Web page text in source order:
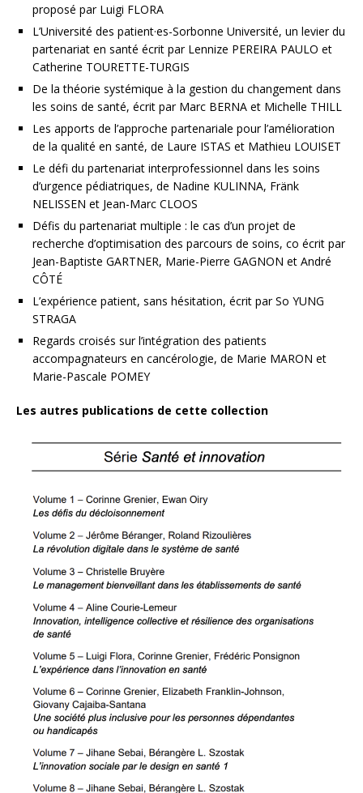
proposé par Luigi FLORA
L’Université des patient·es-Sorbonne Université, un levier du
partenariat en santé écrit par Lennize PEREIRA PAULO et
Catherine TOURETTE-TURGIS
De la théorie systémique à la gestion du changement dans
les soins de santé, écrit par Marc BERNA et Michelle THILL
Les apports de l’approche partenariale pour l’amélioration
de la qualité en santé, de Laure ISTAS et Mathieu LOUISET
Le défi du partenariat interprofessionnel dans les soins
d’urgence pédiatriques, de Nadine KULINNA, Fränk
NELISSEN et Jean-Marc CLOOS
Défis du partenariat multiple : le cas d’un projet de
recherche d’optimisation des parcours de soins, co écrit par
Jean-Baptiste GARTNER, Marie-Pierre GAGNON et André
CÔTÉ
L’expérience patient, sans hésitation, écrit par So YUNG
STRAGA
Regards croisés sur l’intégration des patients
accompagnateurs en cancérologie, de Marie MARON et
Marie-Pascale POMEY
Les autres publications de cette collection